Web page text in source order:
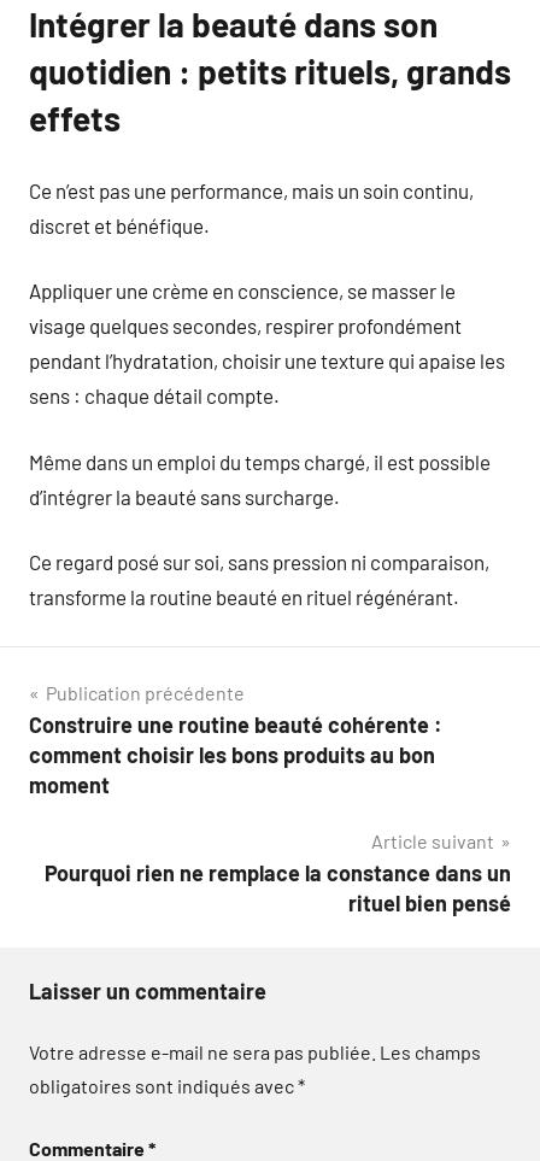
Intégrer la beauté dans son
quotidien : petits rituels, grands
effets
Ce n’est pas une performance, mais un soin continu,
discret et bénéfique.
Appliquer une crème en conscience, se masser le
visage quelques secondes, respirer profondément
pendant l’hydratation, choisir une texture qui apaise les
sens : chaque détail compte.
Même dans un emploi du temps chargé, il est possible
d’intégrer la beauté sans surcharge.
Ce regard posé sur soi, sans pression ni comparaison,
transforme la routine beauté en rituel régénérant.
Navigation
de
l’article
Publication précédente
Construire une routine beauté cohérente :
comment choisir les bons produits au bon
moment
Article suivant
Pourquoi rien ne remplace la constance dans un
rituel bien pensé
Laisser un commentaire
Votre adresse e-mail ne sera pas publiée. Les champs
obligatoires sont indiqués avec*
Commentaire*